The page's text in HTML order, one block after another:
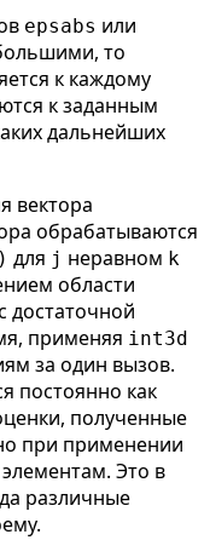
epsabs или
то
к каждому
к заданным
дальнейших
вектора
обрабатываются
для j неравном k
области
достаточной
применяя int3d
за один вызов.
постоянно как
полученные
при применении
Это в
различные